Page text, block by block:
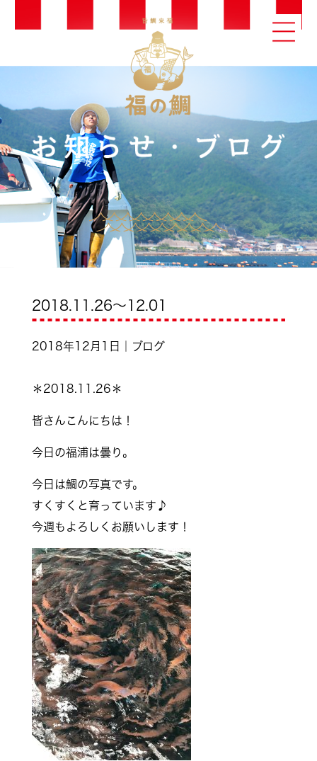
2018.11.26～12.01
2018年12月1日｜ブログ
＊2018.11.26＊
皆さんこんにちは！
今日の福浦は曇り。
今日は鯛の写真です。
すくすくと育っています♪
今週もよろしくお願いします！